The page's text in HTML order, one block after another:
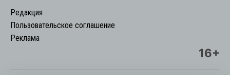
Редакция
Пользовательское соглашение
Реклама
16+